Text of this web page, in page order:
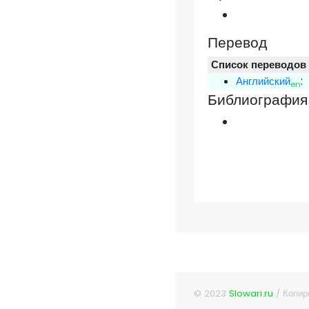
Перевод
Список переводов
Английскийen:
Библиография
© 2023 Slowari.ru /